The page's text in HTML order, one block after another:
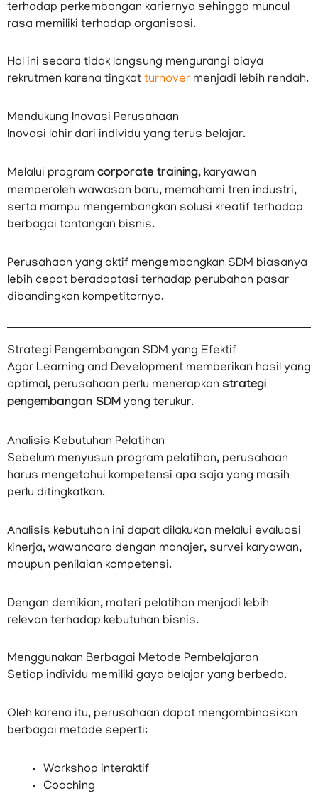
terhadap perkembangan kariernya sehingga muncul
rasa memiliki terhadap organisasi.
Hal ini secara tidak langsung mengurangi biaya
rekrutmen karena tingkat turnover menjadi lebih rendah.
Mendukung Inovasi Perusahaan
Inovasi lahir dari individu yang terus belajar.
Melalui program corporate training, karyawan
memperoleh wawasan baru, memahami tren industri,
serta mampu mengembangkan solusi kreatif terhadap
berbagai tantangan bisnis.
Perusahaan yang aktif mengembangkan SDM biasanya
lebih cepat beradaptasi terhadap perubahan pasar
dibandingkan kompetitornya.
Strategi Pengembangan SDM yang Efektif
Agar Learning and Development memberikan hasil yang
optimal, perusahaan perlu menerapkan strategi
pengembangan SDM yang terukur.
Analisis Kebutuhan Pelatihan
Sebelum menyusun program pelatihan, perusahaan
harus mengetahui kompetensi apa saja yang masih
perlu ditingkatkan.
Analisis kebutuhan ini dapat dilakukan melalui evaluasi
kinerja, wawancara dengan manajer, survei karyawan,
maupun penilaian kompetensi.
Dengan demikian, materi pelatihan menjadi lebih
relevan terhadap kebutuhan bisnis.
Menggunakan Berbagai Metode Pembelajaran
Setiap individu memiliki gaya belajar yang berbeda.
Oleh karena itu, perusahaan dapat mengombinasikan
berbagai metode seperti:
Workshop interaktif
Coaching